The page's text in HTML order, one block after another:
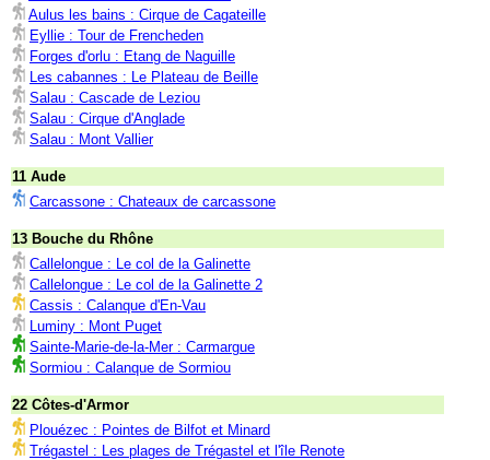
Aulus les bains : Cirque de Cagateille
Eyllie : Tour de Frencheden
Forges d'orlu : Etang de Naguille
Les cabannes : Le Plateau de Beille
Salau : Cascade de Leziou
Salau : Cirque d'Anglade
Salau : Mont Vallier
11 Aude
Carcassone : Chateaux de carcassone
13 Bouche du Rhône
Callelongue : Le col de la Galinette
Callelongue : Le col de la Galinette 2
Cassis : Calanque d'En-Vau
Luminy : Mont Puget
Sainte-Marie-de-la-Mer : Carmargue
Sormiou : Calanque de Sormiou
22 Côtes-d'Armor
Plouézec : Pointes de Bilfot et Minard
Trégastel : Les plages de Trégastel et l'île Renote